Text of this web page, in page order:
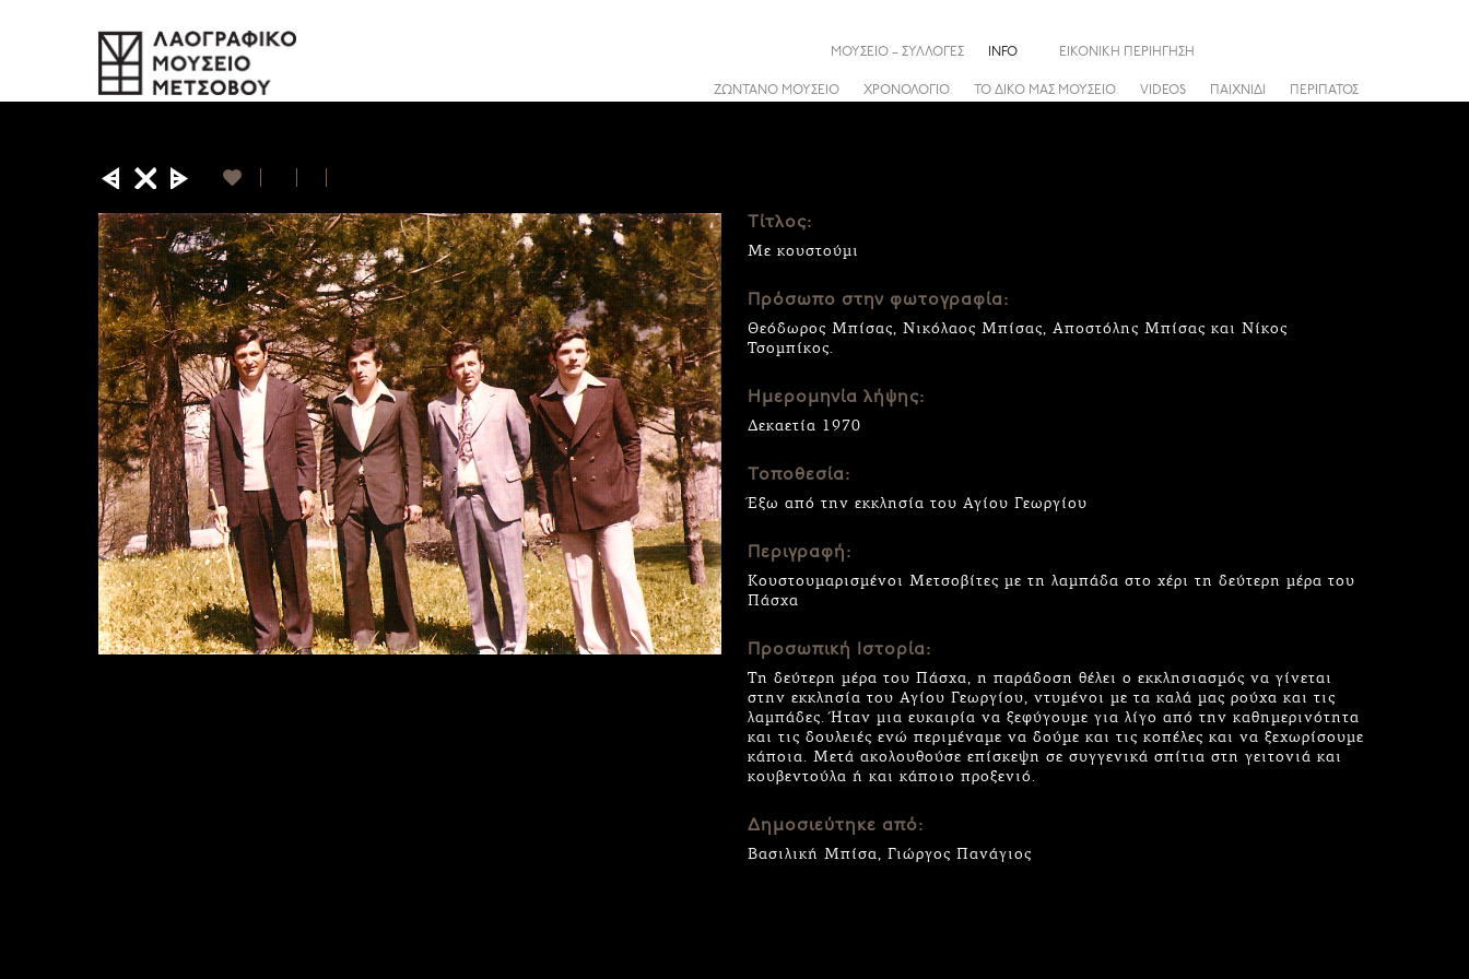
ΖΩΝΤΑΝΟ ΜΟΥΣΕΙΟ ΧΡΟΝΟΛΟΓΙΟ ΤΟ ΔΙΚΟ ΜΑΣ ΜΟΥΣΕΙΟ VIDEOS ΠΑΙΧΝΙΔΙ ΠΕΡΙΠΑΤΟΣ
ΜΟΥΣΕΙΟ – ΣΥΛΛΟΓΕΣ INFO ΕΙΚΟΝΙΚΗ ΠΕΡΙΗΓΗΣΗ
Τίτλος:
Με κουστούμι
Πρόσωπο στην φωτογραφία:
Θεόδωρος Μπίσας, Νικόλαος Μπίσας, Αποστόλης Μπίσας και Νίκος
Τσομπίκος.
Ημερομηνία λήψης:
Δεκαετία 1970
Τοποθεσία:
Έξω από την εκκλησία του Αγίου Γεωργίου
Περιγραφή:
Κουστουμαρισμένοι Μετσοβίτες με τη λαμπάδα στο χέρι τη δεύτερη μέρα του
Πάσχα
Προσωπική Ιστορία:
Τη δεύτερη μέρα του Πάσχα, η παράδοση θέλει ο εκκλησιασμός να γίνεται
στην εκκλησία του Αγίου Γεωργίου, ντυμένοι με τα καλά μας ρούχα και τις
λαμπάδες. Ήταν μια ευκαιρία να ξεφύγουμε για λίγο από την καθημερινότητα
και τις δουλειές ενώ περιμέναμε να δούμε και τις κοπέλες και να ξεχωρίσουμε
κάποια. Μετά ακολουθούσε επίσκεψη σε συγγενικά σπίτια στη γειτονιά και
κουβεντούλα ή και κάποιο προξενιό.
Δημοσιεύτηκε από:
Βασιλική Μπίσα, Γιώργος Πανάγιος